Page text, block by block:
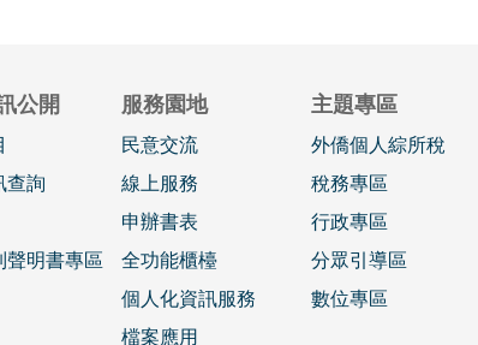
公開
查詢
聲明書專區
服務園地
民意交流
線上服務
申辦書表
全功能櫃檯
個人化資訊服務
檔案應用
主題專區
外僑個人綜所稅
稅務專區
行政專區
分眾引導區
數位專區